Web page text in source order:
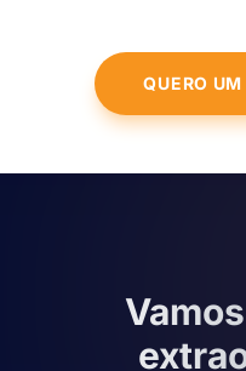
QUERO